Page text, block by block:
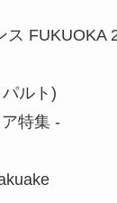
ス FUKUOKA
ルト)
特集 -